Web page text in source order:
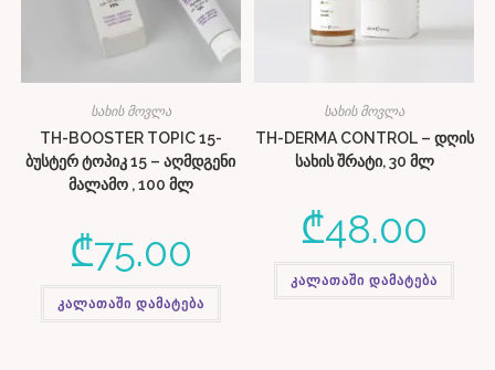
სახის მოვლა
TH-BOOSTER TOPIC 15-
ბუსტერ ტოპიკ 15 – აღმდგენი
მალამო , 100 მლ
₾75.00
კალათაში დამატება
სახის მოვლა
TH-DERMA CONTROL – დღის
სახის შრატი, 30 მლ
₾48.00
კალათაში დამატება